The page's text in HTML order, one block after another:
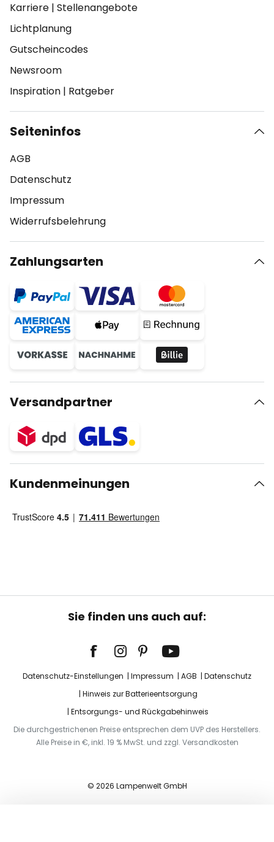
Karriere | Stellenangebote
Lichtplanung
Gutscheincodes
Newsroom
Inspiration | Ratgeber
Seiteninfos
AGB
Datenschutz
Impressum
Widerrufsbelehrung
Zahlungsarten
Versandpartner
Kundenmeinungen
Sie finden uns auch auf:
Datenschutz-Einstellungen Impressum AGB
Datenschutz
Hinweis zur Batterieentsorgung
Entsorgungs- und Rückgabehinweis
Die durchgestrichenen Preise entsprechen dem UVP des Herstellers.
Alle Preise in €, inkl. 19 % MwSt. und zzgl. Versandkosten
© 2026 Lampenwelt GmbH